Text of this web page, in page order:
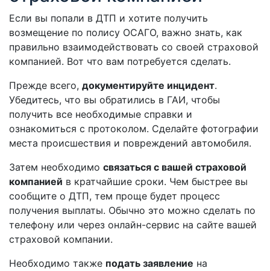
Если вы попали в ДТП и хотите получить
возмещение по полису ОСАГО, важно знать, как
правильно взаимодействовать со своей страховой
компанией. Вот что вам потребуется сделать.
Прежде всего, документируйте инцидент.
Убедитесь, что вы обратились в ГАИ, чтобы
получить все необходимые справки и
ознакомиться с протоколом. Сделайте фотографии
места происшествия и повреждений автомобиля.
Затем необходимо связаться с вашей страховой
компанией в кратчайшие сроки. Чем быстрее вы
сообщите о ДТП, тем проще будет процесс
получения выплаты. Обычно это можно сделать по
телефону или через онлайн-сервис на сайте вашей
страховой компании.
Необходимо также подать заявление на